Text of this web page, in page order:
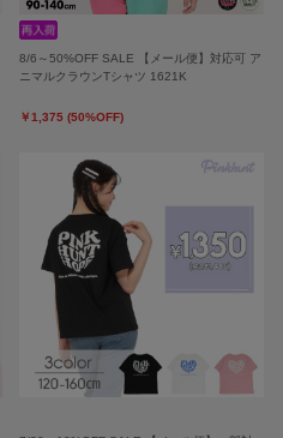
8/6～50%OFF SALE 【メール便】対応可 ア
ニマルクラウンTシャツ 1621K
￥1,375 (50%OFF)